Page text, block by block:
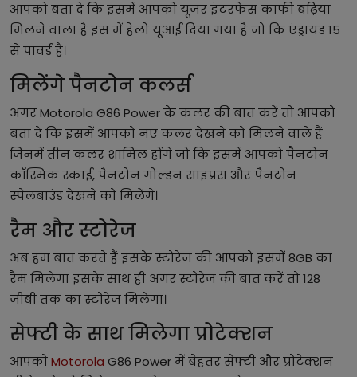
आपको बता दे कि इसमें आपको यूजर इंटरफेस काफी बढ़िया
मिलने वाला है इस में हेलो यूआई दिया गया है जो कि एंड्रायड 15
से पावर्ड है।
मिलेंगे पैनटोन कलर्स
अगर Motorola G86 Power के कलर की बात करें तो आपको
बता दे कि इसमें आपको नए कलर देखने को मिलने वाले हैं
जिनमें तीन कलर शामिल होंगे जो कि इसमें आपको पैनटोन
कॉस्मिक स्काई, पैनटोन गोल्डन साइप्रस और पैनटोन
स्पेलबाउंड देखने को मिलेंगे।
रैम और स्टोरेज
अब हम बात करते हैं इसके स्टोरेज की आपको इसमें 8GB का
रैम मिलेगा इसके साथ ही अगर स्टोरेज की बात करें तो 128
जीबी तक का स्टोरेज मिलेगा।
सेफ्टी के साथ मिलेगा प्रोटेक्शन
आपकोMotorola G86 Power में बेहतर सेफ्टी और प्रोटेक्शन